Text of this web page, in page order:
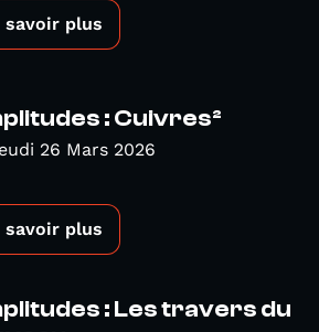
savoir plus
: Cuivres²
26 Mars 2026
savoir plus
: Les travers du